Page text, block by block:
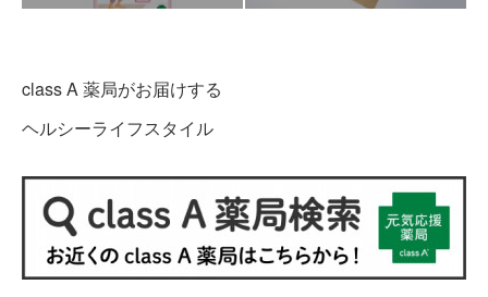
class A 薬局がお届けする
ヘルシーライフスタイル